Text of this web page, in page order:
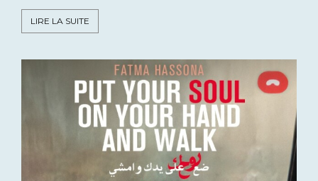
LIRE LA SUITE